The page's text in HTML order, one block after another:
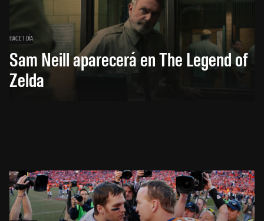
HACE 1 DÍA
Sam Neill aparecerá en The Legend of
Zelda